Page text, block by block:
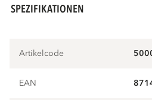
SPEZIFIKATIONEN
Artikelcode
EAN